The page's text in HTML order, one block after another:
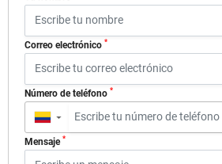
Correo electrónico *
Número de teléfono *
▼
Mensaje *